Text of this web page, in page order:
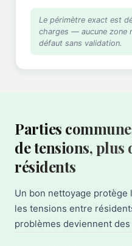
Le périmètre exact est
charges — aucune zone
défaut sans validation.
Parties
de tensions, plus
résidents
Un bon nettoyage
les tensions entre
problèmes deviennent